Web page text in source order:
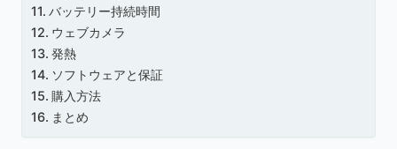
バッテリー持続時間
ウェブカメラ
発熱
ソフトウェアと保証
購入方法
まとめ